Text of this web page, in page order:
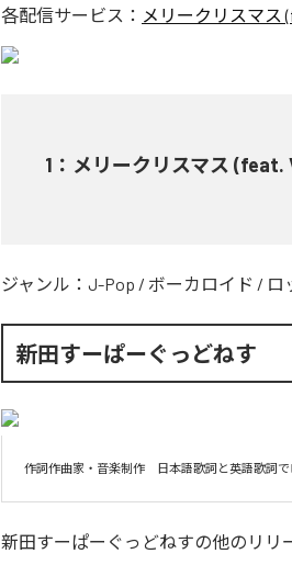
各配信サービス： メリークリスマス
1 ： メリークリスマス (feat.
ジャンル： J-Pop / ボーカロイド / ロ
新田すーぱーぐっどねす
作詞作曲家・音楽制作　日本語歌詞と英語歌詞
新田すーぱーぐっどねすの他のリリ